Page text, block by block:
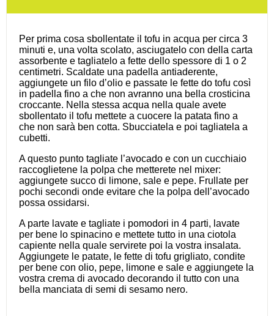
Per prima cosa sbollentate il tofu in acqua per circa 3
minuti e, una volta scolato, asciugatelo con della carta
assorbente e tagliatelo a fette dello spessore di 1 o 2
centimetri. Scaldate una padella antiaderente,
aggiungete un filo d’olio e passate le fette do tofu così
in padella fino a che non avranno una bella crosticina
croccante. Nella stessa acqua nella quale avete
sbollentato il tofu mettete a cuocere la patata fino a
che non sarà ben cotta. Sbucciatela e poi tagliatela a
cubetti.
A questo punto tagliate l’avocado e con un cucchiaio
raccoglietene la polpa che metterete nel mixer:
aggiungete succo di limone, sale e pepe. Frullate per
pochi secondi onde evitare che la polpa dell’avocado
possa ossidarsi.
A parte lavate e tagliate i pomodori in 4 parti, lavate
per bene lo spinacino e mettete tutto in una ciotola
capiente nella quale servirete poi la vostra insalata.
Aggiungete le patate, le fette di tofu grigliato, condite
per bene con olio, pepe, limone e sale e aggiungete la
vostra crema di avocado decorando il tutto con una
bella manciata di semi di sesamo nero.